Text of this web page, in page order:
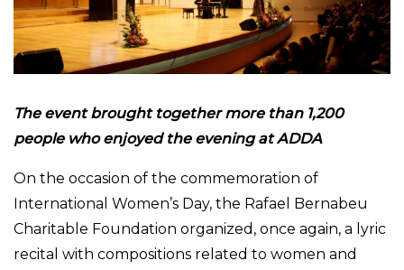
The event brought together more than 1,200
people who enjoyed the evening at ADDA
On the occasion of the commemoration of
International Women’s Day, the Rafael Bernabeu
Charitable Foundation organized, once again, a lyric
recital with compositions related to women and